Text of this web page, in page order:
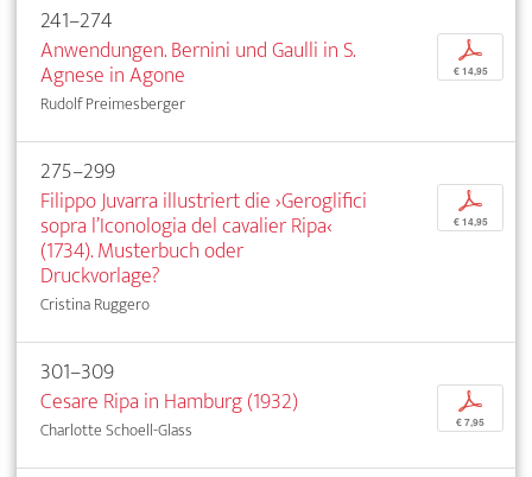
241–274
Anwendungen. Bernini und Gaulli in S.
Agnese in Agone
Rudolf Preimesberger
p
€ 14,95
275–299
Filippo Juvarra illustriert die ›Geroglifici
sopra l’Iconologia del cavalier Ripa‹
(1734). Musterbuch oder
Druckvorlage?
Cristina Ruggero
p
€ 14,95
301–309
Cesare Ripa in Hamburg (1932)
Charlotte Schoell-Glass
p
€ 7,95